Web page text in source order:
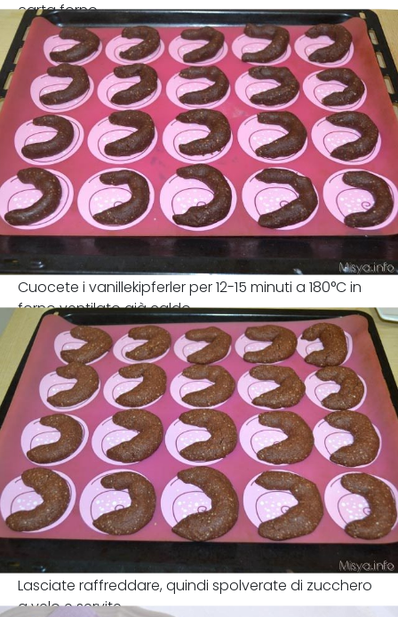
carta forno.
Cuocete i vanillekipferler per 12-15 minuti a 180°C in
forno ventilato già caldo.
Lasciate raffreddare, quindi spolverate di zucchero
a velo e servite.